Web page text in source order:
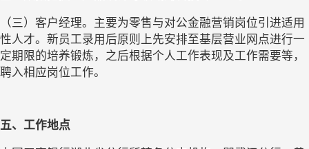
（三）客户经理。主要为零售与对公金融营销岗位引进适用
性人才。新员工录用后原则上先安排至基层营业网点进行一
定期限的培养锻炼，之后根据个人工作表现及工作需要等，
聘入相应岗位工作。
五、工作地点